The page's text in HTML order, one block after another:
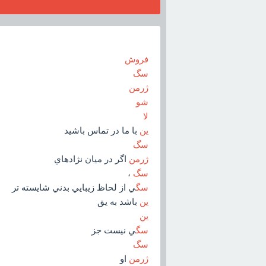
فروش
سگ
ژرمن
شو
لا
ين با ما در تماس باشيد
سگ
ژرمن اگر در ميان نژادهاي
سگ ،
سگي از لحاظ زيبايي بدني شايسته تر
ين باشد به يق
ين
سگي نيست جز
سگ
ژرمن او